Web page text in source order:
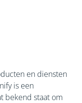
en diensten
is een
bekend staat om